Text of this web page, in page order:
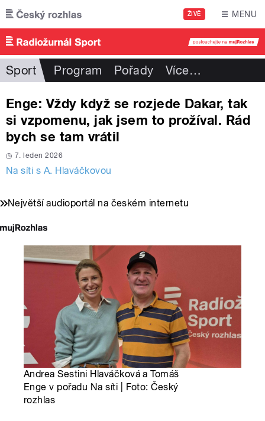
Přejít k hlavnímu obsahu
ŽIVĚ MENU
Sport Program Pořady Více…
Enge: Vždy když se rozjede Dakar, tak
si vzpomenu, jak jsem to prožíval. Rád
bych se tam vrátil
7. leden 2026
Na síti s A. Hlaváčkovou
Největší audioportál na českém internetu
Andrea Sestini Hlaváčková a Tomáš
Enge v pořadu Na síti | Foto: Český
rozhlas